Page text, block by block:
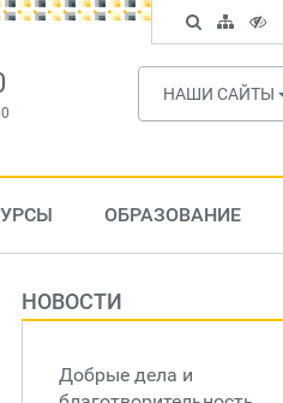
НАШИ САЙТЫ
ОБРАЗОВАНИЕ
НОВОСТИ
Добрые дела и
Поиск
по
сайту
Карта
сайта